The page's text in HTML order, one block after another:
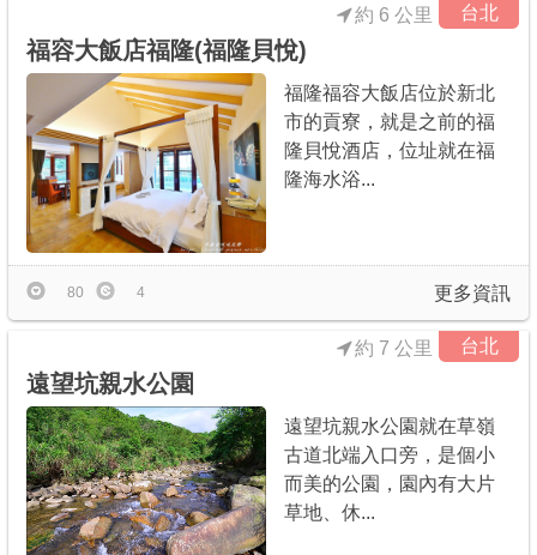
台北
約 6 公里
福容大飯店福隆(福隆貝悅)
福隆福容大飯店位於新北
市的貢寮，就是之前的福
隆貝悅酒店，位址就在福
隆海水浴...
更多資訊
80 4
台北
約 7 公里
遠望坑親水公園
遠望坑親水公園就在草嶺
古道北端入口旁，是個小
而美的公園，園內有大片
草地、休...